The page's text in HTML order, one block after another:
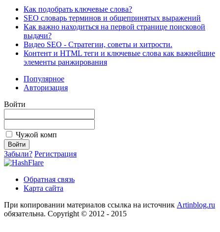
Как подобрать ключевые слова?
SEO словарь терминов и общепринятых выражений
Как важно находиться на первой странице поисковой
выдачи?
Видео SEO - Стратегии, советы и хитрости.
Контент и HTML теги и ключевые слова как важнейшие
элементы ранжирования
Популярное
Авторизация
Войти
Чужой комп
Забыли? Регистрация
Обратная связь
Карта сайта
При копировании материалов ссылка на источник Artinblog.ru
обязательна. Copyright © 2012 - 2015